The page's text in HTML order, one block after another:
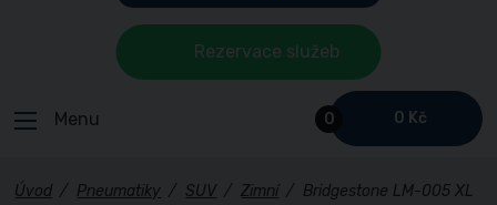
0 0 Kč
Menu
Rezervace služeb
Úvod / Pneumatiky / SUV / Zimní / Bridgestone LM-005 XL